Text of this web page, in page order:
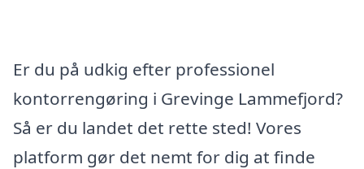
Er du på udkig efter professionel
kontorrengøring i Grevinge Lammefjord?
Så er du landet det rette sted! Vores
platform gør det nemt for dig at finde